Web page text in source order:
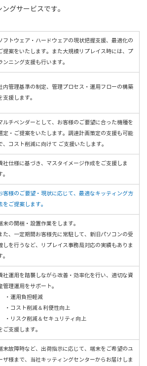
グサービスです。
フトウェア・ハードウェアの現状把握支援、最適化の
提案をいたします。また大規模リプレイス時には、プ
ンニング支援も行います。
内管理基準の制定、管理プロセス・運用フローの構築
支援します。
ルチベンダーとして、お客様のご要望に合った機種を
定・ご提案をいたします。調達計画策定の支援も可能
、コスト削減に向けて ご支援いたします。
社仕様に基づき、マスタイメージ作成をご支援しま
。
客様のご要望・現状に応じて、最適なキッティング方
をご提案します。
末の開梱・設置作業をします。
た、一定期間お客様先に常駐して、新旧パソコンの受
しを行うなど、リプレイス事務局対応の実績もありま
。
社運用を踏襲しながら改善・効率化を行い、適切な資
管理運用をサポート。
・運用負担軽減
・コスト削減＆利便性向上
・リスク削減＆セキュリティ向上
ご支援します。
末故障時など、出荷指示に応じて、端末をご希望のユ
ザ様まで、当社キッティングセンターからお届けしま